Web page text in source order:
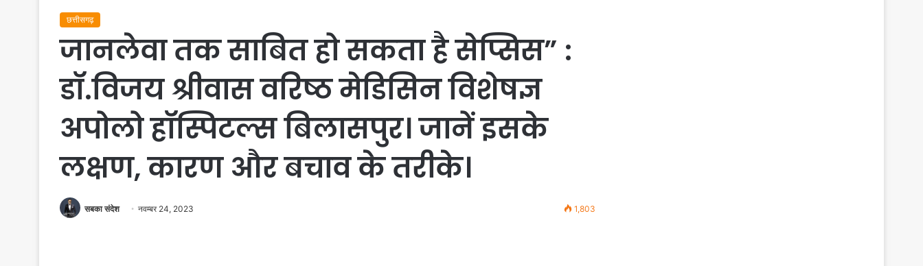
छत्तीसगढ़
जानलेवा तक साबित हो सकता है सेप्सिस” :
डॉ.विजय श्रीवास वरिष्ठ मेडिसिन विशेषज्ञ
अपोलो हॉस्पिटल्स बिलासपुर। जानें इसके
लक्षण, कारण और बचाव के तरीके।
सबका संदेश नवम्बर 24, 2023 1,803